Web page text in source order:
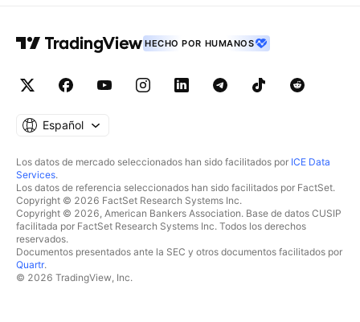
HECHO POR HUMANOS
Español
Los datos de mercado seleccionados han sido facilitados por ICE Data
Services.
Los datos de referencia seleccionados han sido facilitados por FactSet.
Copyright © 2026 FactSet Research Systems Inc.
Copyright © 2026, American Bankers Association. Base de datos CUSIP
facilitada por FactSet Research Systems Inc. Todos los derechos
reservados.
Documentos presentados ante la SEC y otros documentos facilitados por
Quartr.
© 2026 TradingView, Inc.